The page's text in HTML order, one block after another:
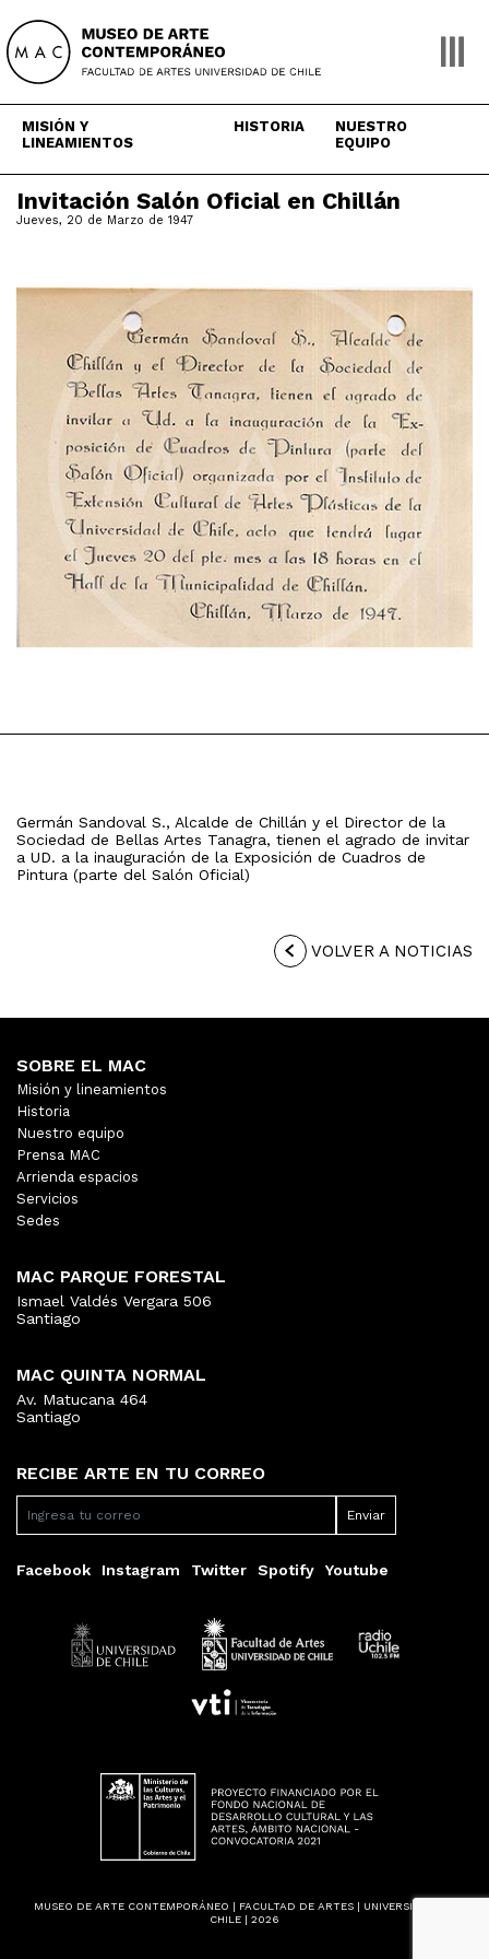
content
MISIÓN Y
LINEAMIENTOS
HISTORIA
NUESTRO
EQUIPO
Invitación Salón Oficial en Chillán
Jueves, 20 de Marzo de 1947
Germán Sandoval S., Alcalde de Chillán y el Director de la
Sociedad de Bellas Artes Tanagra, tienen el agrado de invitar
a UD. a la inauguración de la Exposición de Cuadros de
Pintura (parte del Salón Oficial)
VOLVER A NOTICIAS
RECIBE ARTE EN TU CORREO
Facebook Instagram Twitter Spotify Youtube
SOBRE EL MAC
Misión y lineamientos
Historia
Nuestro equipo
Prensa MAC
Arrienda espacios
Servicios
Sedes
MAC PARQUE FORESTAL
Ismael Valdés Vergara 506
Santiago
MAC QUINTA NORMAL
Av. Matucana 464
Santiago
MUSEO DE ARTE CONTEMPORÁNEO | FACULTAD DE ARTES | UNIVERSIDAD DE
CHILE | 2026